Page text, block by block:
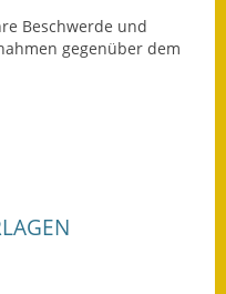
Beschwerde und
gegenüber dem